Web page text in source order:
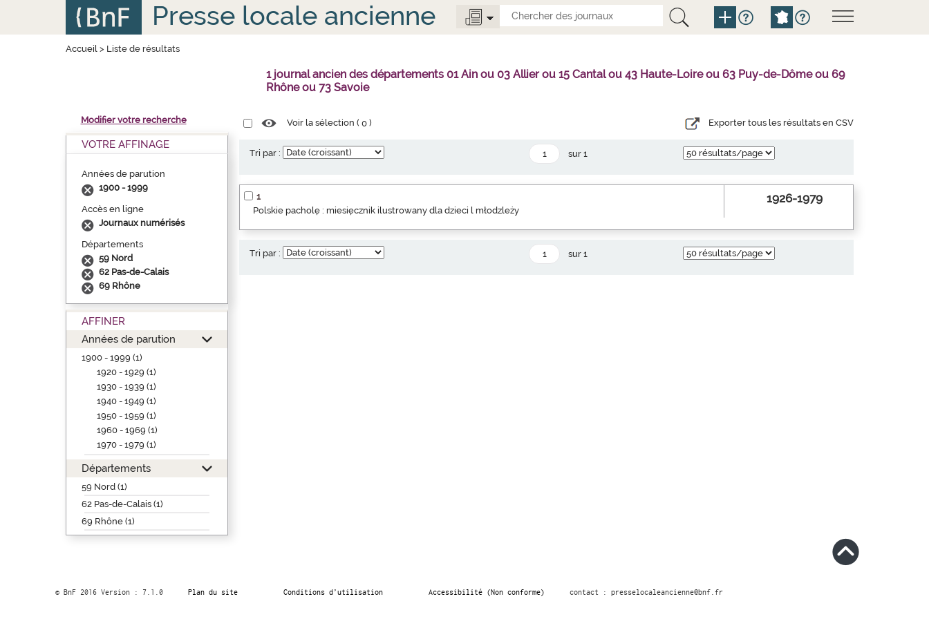
Presse locale ancienne
Accueil> Liste de résultats
1 journal ancien des départements 01 Ain ou 03 Allier ou 15 Cantal ou 43 Haute-Loire ou 63 Puy-de-Dôme ou 69
Rhône ou 73 Savoie
Modifier votre recherche
VOTRE AFFINAGE
Années de parution
1900 - 1999
Accès en ligne
Journaux numérisés
Départements
59 Nord
62 Pas-de-Calais
69 Rhône
AFFINER
Années de parution
1900 - 1999 (1)
1920 - 1929 (1)
1930 - 1939 (1)
1940 - 1949 (1)
1950 - 1959 (1)
1960 - 1969 (1)
1970 - 1979 (1)
Départements
59 Nord (1)
62 Pas-de-Calais (1)
69 Rhône (1)
Voir la sélection (0 ) Exporter tous les résultats en CSV
Tri par : sur 1
1
Polskie pacholę : miesięcznik ilustrowany dla dzieci l młodzleży
1926-1979
Tri par : sur 1
© BnF 2016 Version : 7.1.0 Plan du site Conditions d’utilisation Accessibilité (Non conforme) contact : presselocaleancienne@bnf.fr
Panneau de gestion des cookies